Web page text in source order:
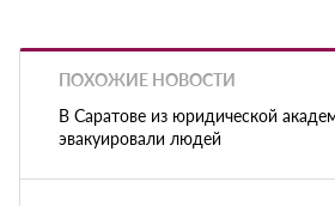
ПОХОЖИЕ НОВОСТИ
В Саратове из юридической
эвакуировали людей